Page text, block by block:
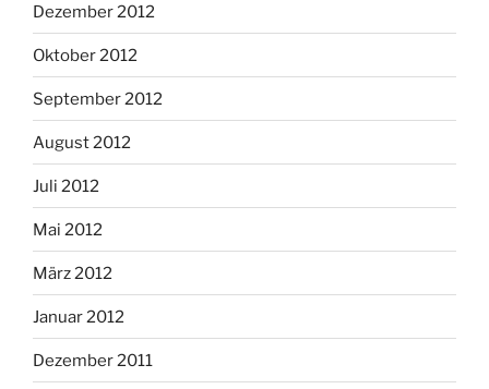
Dezember 2012
Oktober 2012
September 2012
August 2012
Juli 2012
Mai 2012
März 2012
Januar 2012
Dezember 2011